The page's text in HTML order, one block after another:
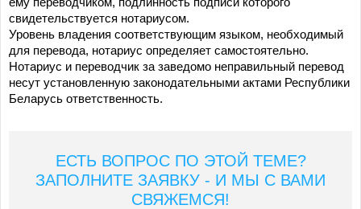
свидетельствуется нотариусом.
Уровень владения соответствующим языком, необходимый
для перевода, нотариус определяет самостоятельно.
Нотариус и переводчик за заведомо неправильный перевод
несут установленную законодательными актами Республики
Беларусь ответственность.
ЕСТЬ ВОПРОС ПО ЭТОЙ ТЕМЕ?
ЗАПОЛНИТЕ ЗАЯВКУ - И МЫ С ВАМИ
СВЯЖЕМСЯ!